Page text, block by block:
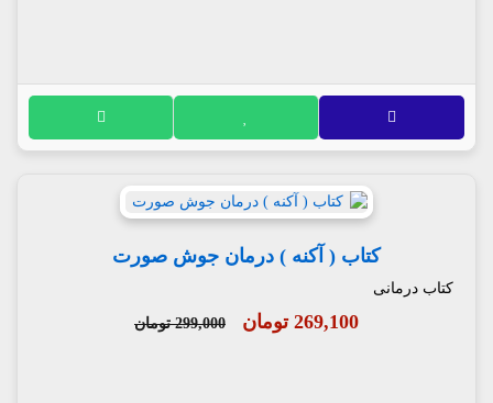
کتاب ( آکنه ) درمان جوش صورت
کتاب درمانی
269,100 تومان 299,000 تومان